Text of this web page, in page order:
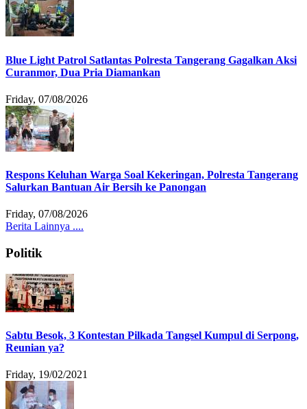
Blue Light Patrol Satlantas Polresta Tangerang Gagalkan Aksi
Curanmor, Dua Pria Diamankan
Friday, 07/08/2026
Respons Keluhan Warga Soal Kekeringan, Polresta Tangerang
Salurkan Bantuan Air Bersih ke Panongan
Friday, 07/08/2026
Berita Lainnya ....
Politik
Sabtu Besok, 3 Kontestan Pilkada Tangsel Kumpul di Serpong,
Reunian ya?
Friday, 19/02/2021